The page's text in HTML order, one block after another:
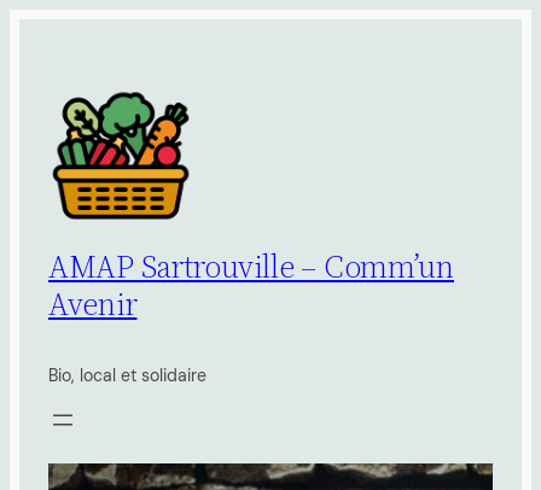
contenu
AMAP Sartrouville – Comm’un
Avenir
Bio, local et solidaire